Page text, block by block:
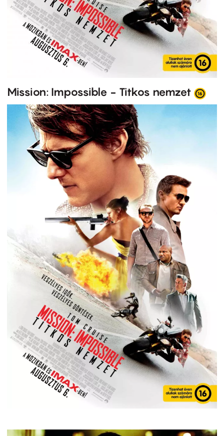
Mission: Impossible - Titkos nemzet